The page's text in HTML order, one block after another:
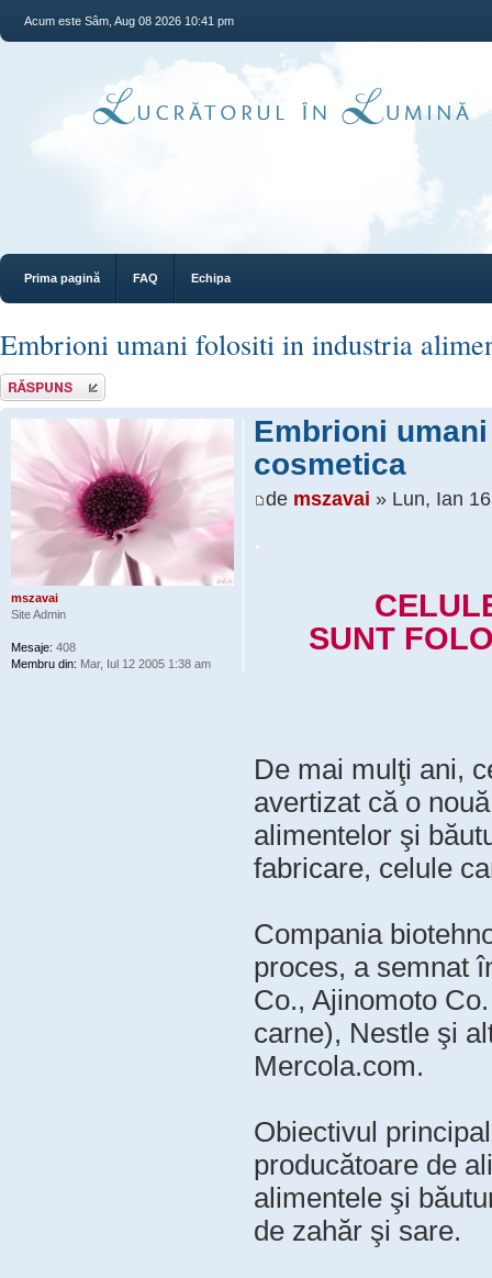
Acum este Sâm, Aug 08 2026 10:41 pm
Prima pagină FAQ Echipa
Embrioni umani folositi in industria
Răspunde
Embrioni
cosmetica
de mszavai » Lun, Ian
.
SUNT
De mai mulţi ani,
avertizat că o
alimentelor şi
fabricare, celule
Compania
proces, a semnat
Co., Ajinomoto
carne), Nestle şi
Mercola.com.
Obiectivul
producătoare de
alimentele şi
de zahăr şi sare.
mszavai
Site Admin
Mesaje: 408
Membru din: Mar, Iul 12 2005 1:38 am